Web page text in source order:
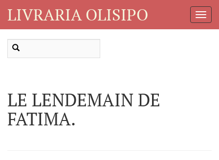
LIVRARIA OLISIPO
LE LENDEMAIN DE
FATIMA.